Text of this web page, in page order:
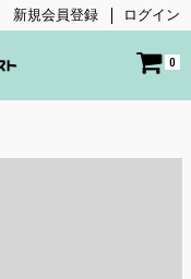
新規会員登録 ログイン
0